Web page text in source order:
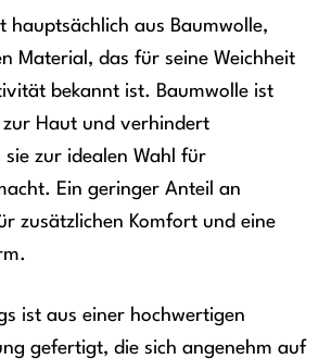
hauptsächlich aus Baumwolle,
Material, das für seine Weichheit
bekannt ist. Baumwolle ist
zur Haut und verhindert
sie zur idealen Wahl für
Ein geringer Anteil an
zusätzlichen Komfort und eine
ist aus einer hochwertigen
gefertigt, die sich angenehm auf